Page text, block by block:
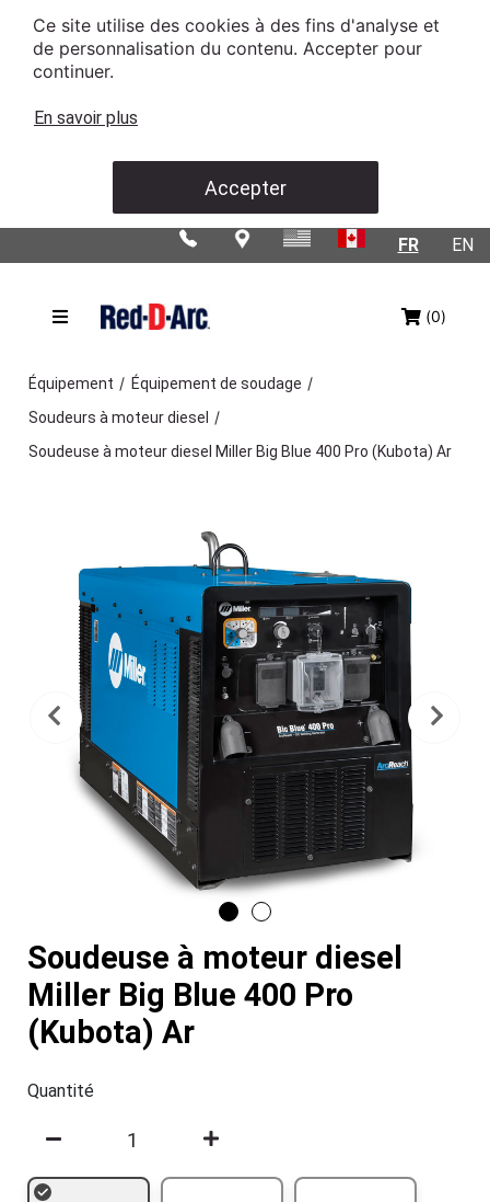
Ce site utilise des cookies à des fins d'analyse et
de personnalisation du contenu. Accepter pour
continuer.
En savoir plus
Accepter
EN
FR
(0)
Équipement / Équipement de soudage /
Soudeurs à moteur diesel /
Soudeuse à moteur diesel Miller Big Blue 400 Pro (Kubota) Ar
Précédent
Soudeuse à moteur diesel
Miller Big Blue 400 Pro
(Kubota) Ar
Quantité